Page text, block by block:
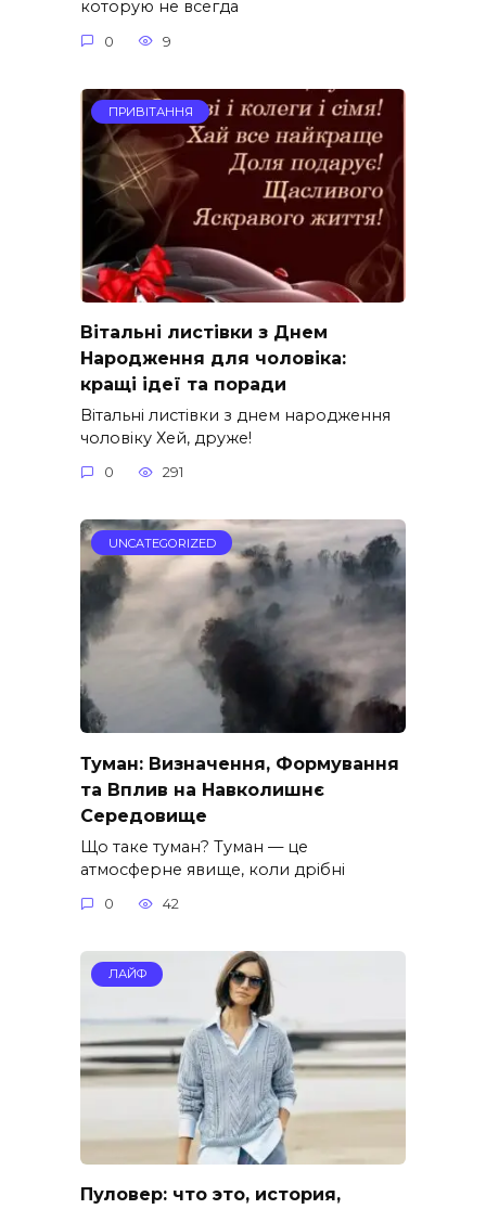
которую не всегда
0 9
ПРИВІТАННЯ
Вітальні листівки з Днем
Народження для чоловіка:
кращі ідеї та поради
Вітальні листівки з днем народження
чоловіку Хей, друже!
0 291
UNCATEGORIZED
Туман: Визначення, Формування
та Вплив на Навколишнє
Середовище
Що таке туман? Туман — це
атмосферне явище, коли дрібні
0 42
ЛАЙФ
Пуловер: что это, история,